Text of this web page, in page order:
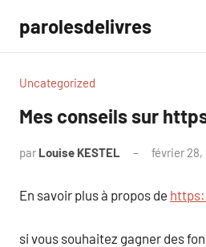
contenu
parolesdelivres
Uncategorized
Mes conseils sur
par Louise KESTEL février 28,
En savoir plus à propos de
si vous souhaitez gagner des